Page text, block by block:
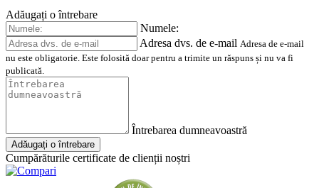
Adăugați o întrebare
Numele:
Adresa dvs. de e-mail Adresa de e-mail
nu este obligatorie. Este folosită doar pentru a trimite un răspuns și nu va fi
publicată.
Întrebarea dumneavoastră
Adăugați o întrebare
Cumpărăturile certificate de clienții noștri